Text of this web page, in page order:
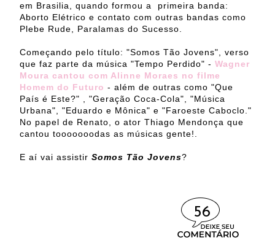
em Brasilia, quando formou a primeira banda:
Aborto Elétrico e contato com outras bandas como
Plebe Rude, Paralamas do Sucesso.
Começando pelo título: "Somos Tão Jovens", verso
que faz parte da música "Tempo Perdido" - Wagner
Moura cantou com Alinne Moraes no filme
Homem do Futuro - além de outras como "Que
País é Este?" , "Geração Coca-Cola", "Música
Urbana", "Eduardo e Mônica" e "Faroeste Caboclo."
No papel de Renato, o ator Thiago Mendonça que
cantou tooooooodas as músicas gente!.
E aí vai assistir Somos Tão Jovens?
56